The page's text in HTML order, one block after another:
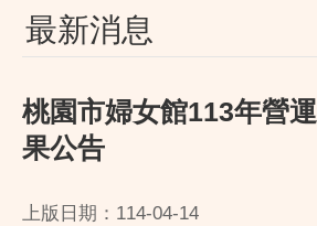
最新消息
桃園市婦女館113年營
果公告
上版日期：114-04-14